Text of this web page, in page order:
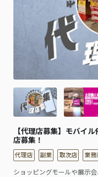
【代理店募集】モバイ
店募集！
代理店 副業 取次店 業務
ショッピングモールや展⽰